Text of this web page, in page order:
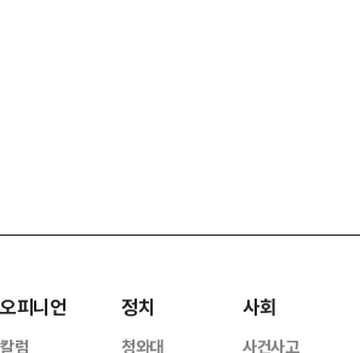
오피니언
칼럼
정치
청와대
사회
사건사고